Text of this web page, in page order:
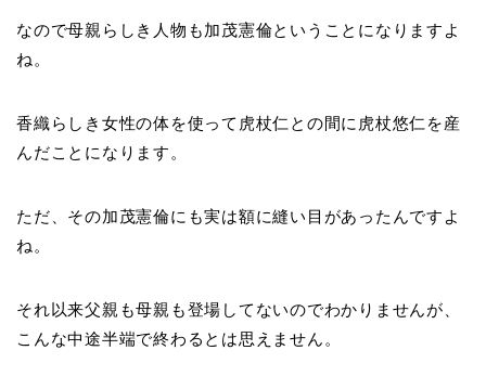
なので母親らしき人物も加茂憲倫ということになりますよ
ね。
香織らしき女性の体を使って虎杖仁との間に虎杖悠仁を産
んだことになります。
ただ、その加茂憲倫にも実は額に縫い目があったんですよ
ね。
それ以来父親も母親も登場してないのでわかりませんが、
こんな中途半端で終わるとは思えません。